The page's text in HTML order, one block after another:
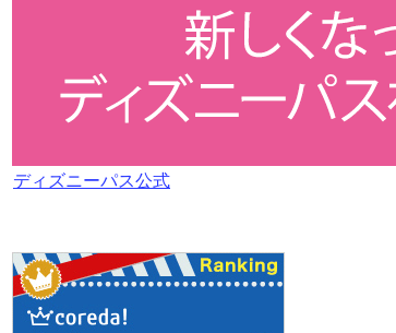
ディズニーパス公式